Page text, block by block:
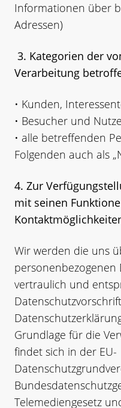
Informationen über
Adressen)
3. Kategorien der
Verarbeitung
• Kunden,
• Besucher und
• alle betreffenden
Folgenden auch als
4. Zur
mit seinen
Wir werden die uns
vertraulich und
Grundlage für die
findet sich in der EU-
Telemediengesetz